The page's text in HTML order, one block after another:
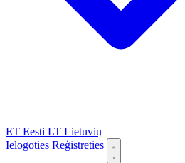
ET Eesti LT Lietuvių
Ielogoties Reģistrēties